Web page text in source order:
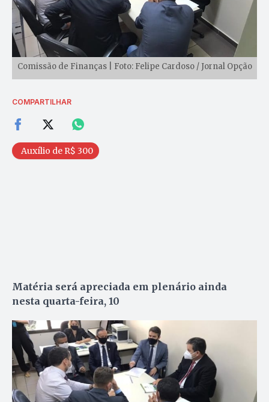
Comissão de Finanças | Foto: Felipe Cardoso / Jornal Opção
COMPARTILHAR
Auxílio de R$ 300
Matéria será apreciada em plenário ainda
nesta quarta-feira, 10